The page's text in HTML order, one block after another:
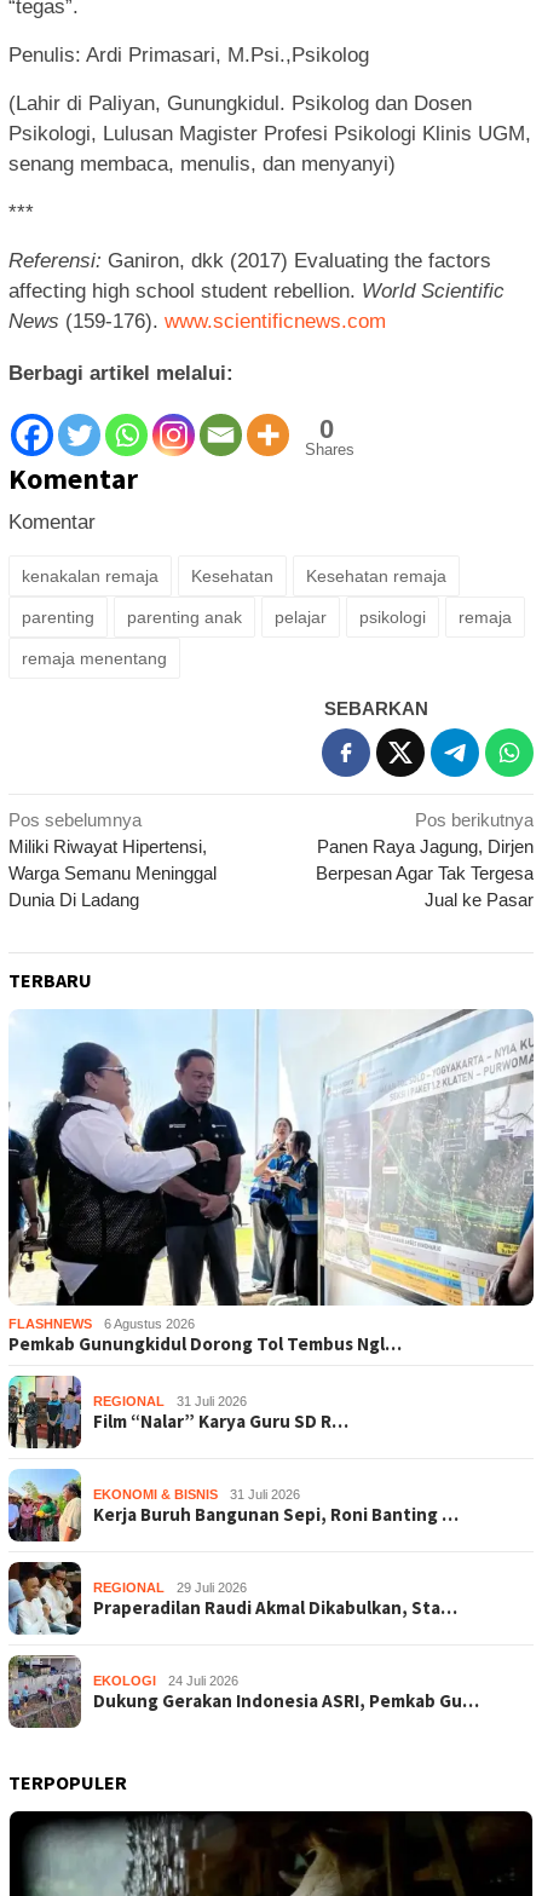
“tegas”.
Penulis: Ardi Primasari, M.Psi.,Psikolog
(Lahir di Paliyan, Gunungkidul. Psikolog dan Dosen
Psikologi, Lulusan Magister Profesi Psikologi Klinis UGM,
senang membaca, menulis, dan menyanyi)
***
Referensi: Ganiron, dkk (2017) Evaluating the factors
affecting high school student rebellion. World Scientific
News (159-176). www.scientificnews.com
Berbagi artikel melalui:
0
Shares
Komentar
Komentar
kenakalan remaja Kesehatan Kesehatan remaja
parenting parenting anak pelajar psikologi remaja
remaja menentang
SEBARKAN
Navigasi
pos
Pos sebelumnya
Miliki Riwayat Hipertensi,
Warga Semanu Meninggal
Dunia Di Ladang
Pos berikutnya
Panen Raya Jagung, Dirjen
Berpesan Agar Tak Tergesa
Jual ke Pasar
TERBARU
FLASHNEWS 6 Agustus 2026
Pemkab Gunungkidul Dorong Tol Tembus Ngl…
REGIONAL 31 Juli 2026
Film “Nalar” Karya Guru SD R…
EKONOMI & BISNIS 31 Juli 2026
Kerja Buruh Bangunan Sepi, Roni Banting …
REGIONAL 29 Juli 2026
Praperadilan Raudi Akmal Dikabulkan, Sta…
EKOLOGI 24 Juli 2026
Dukung Gerakan Indonesia ASRI, Pemkab Gu…
TERPOPULER